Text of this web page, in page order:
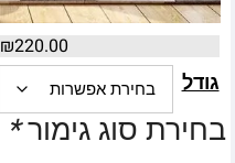
₪220.00
גודל
בחירת סוג גימור*